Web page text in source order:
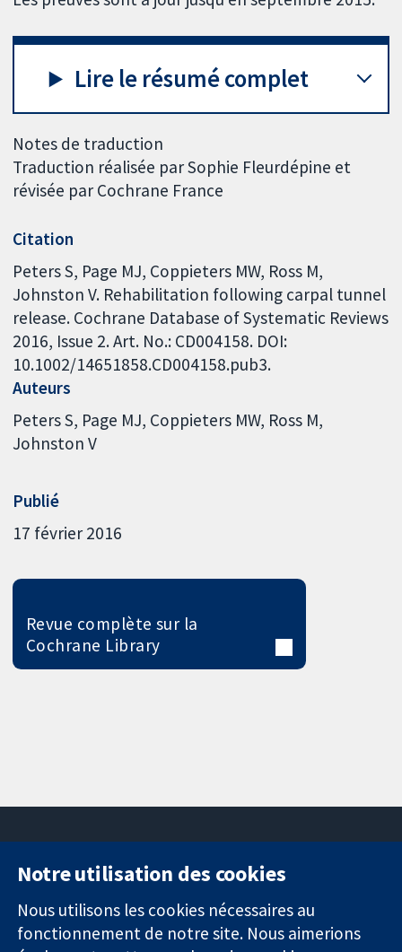
Lire le résumé complet
Notes de traduction
Traduction réalisée par Sophie Fleurdépine et
révisée par Cochrane France
Citation
Peters S, Page MJ, Coppieters MW, Ross M,
Johnston V. Rehabilitation following carpal tunnel
release. Cochrane Database of Systematic Reviews
2016, Issue 2. Art. No.: CD004158. DOI:
10.1002/14651858.CD004158.pub3.
Auteurs
Peters S Page MJ Coppieters MW Ross M
Johnston V
Publié
17 février 2016
Revue complète sur la
Cochrane Library
Des données
probantes.
11-13 Cavendish
Square
Londres
W1G0AN
nous
Actualités
Service de
Notre utilisation des cookies
Nous utilisons les cookies nécessaires au
fonctionnement de notre site. Nous aimerions